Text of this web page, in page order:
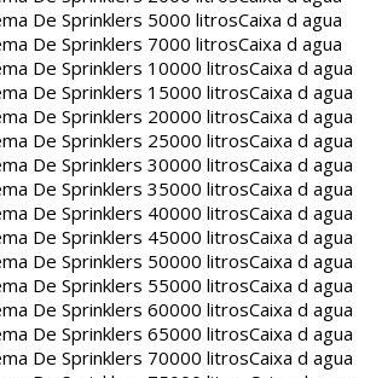
De Sprinklers 5000 litrosCaixa d agua
De Sprinklers 7000 litrosCaixa d agua
De Sprinklers 10000 litrosCaixa d agua
De Sprinklers 15000 litrosCaixa d agua
De Sprinklers 20000 litrosCaixa d agua
De Sprinklers 25000 litrosCaixa d agua
De Sprinklers 30000 litrosCaixa d agua
De Sprinklers 35000 litrosCaixa d agua
De Sprinklers 40000 litrosCaixa d agua
De Sprinklers 45000 litrosCaixa d agua
De Sprinklers 50000 litrosCaixa d agua
De Sprinklers 55000 litrosCaixa d agua
De Sprinklers 60000 litrosCaixa d agua
De Sprinklers 65000 litrosCaixa d agua
De Sprinklers 70000 litrosCaixa d agua